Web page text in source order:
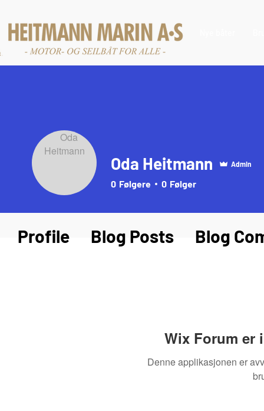
Wix Forum er
Denne applikasjonen er
Oda Heitmann Admin
0 Følgere 0 Følger
Profile Blog Posts Blog